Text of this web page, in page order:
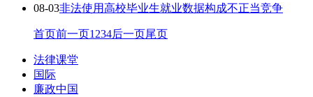
08-03非法使用高校毕业生就业数据构成不正当竞争
首页前一页1 234后一页尾页
法律课堂
国际
廉政中国